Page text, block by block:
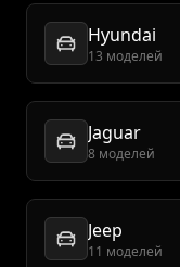
Hyundai
13 моделей
Jaguar
8 моделей
Jeep
11 моделей